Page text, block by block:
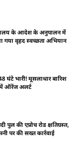
के आदेश के अनुपालन में
गया वृहद स्वच्छता अभियान
घंटे भारी! मूसलाधार बारिश
ऑरेंज अलर्ट
पुल की एप्रोच रोड क्षतिग्रस्त,
पर की सख्त कार्रवाई